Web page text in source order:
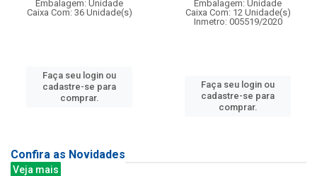
Embalagem: Unidade
Caixa Com: 36 Unidade(s)
Faça seu login ou
cadastre-se para
comprar.
Embalagem: Unidade
Caixa Com: 12 Unidade(s)
Inmetro: 005519/2020
Faça seu login ou
cadastre-se para
comprar.
Confira as Novidades
Veja mais